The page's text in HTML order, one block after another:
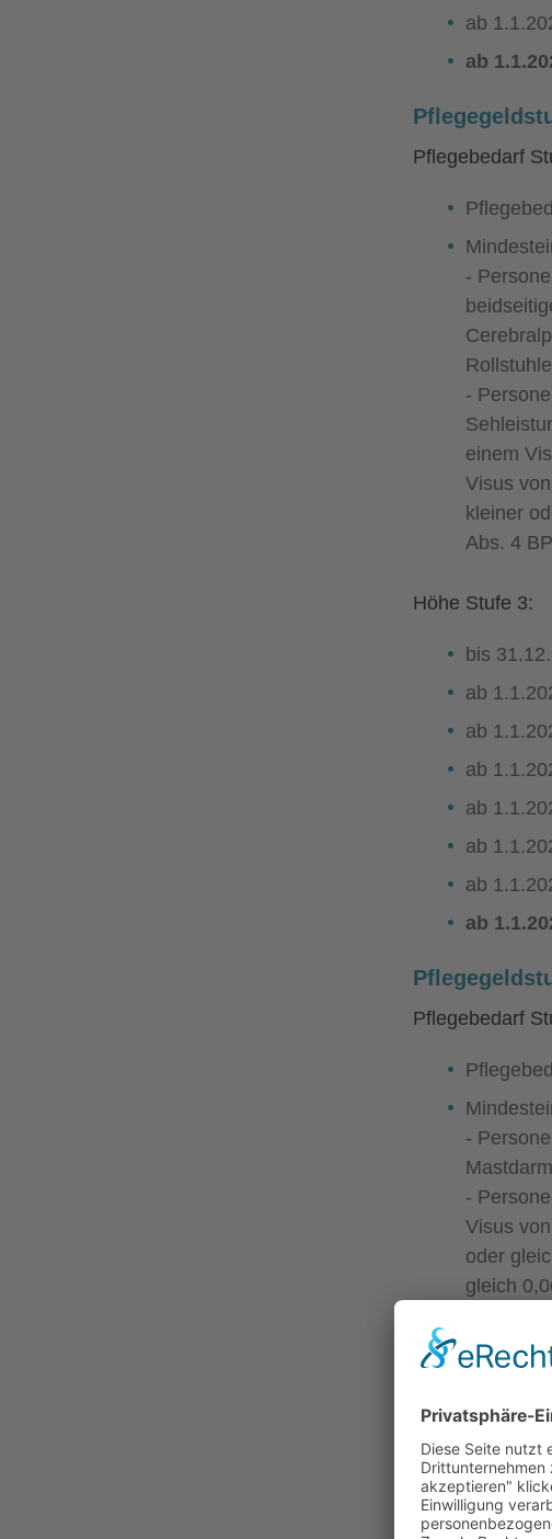
ab
ab
Pflegebedarf
-
-
einem
Visus
kleiner
Abs. 4
Höhe Stufe 3:
bis
ab
ab
ab
ab
ab
ab
ab
Pflegebedarf
-
-
Visus
oder
gleich
(6,60)
bis
ab
ab